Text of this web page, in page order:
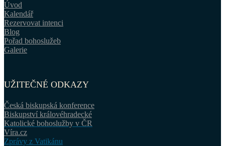
Úvod
Kalendář
Rezervovat intenci
Blog
Pořad bohoslužeb
Galerie
UŽITEČNÉ ODKAZY
Česká biskupská konference
Biskupství královéhradecké
Katolické bohoslužby v ČR
Víra.cz
Zprávy z Vatikánu